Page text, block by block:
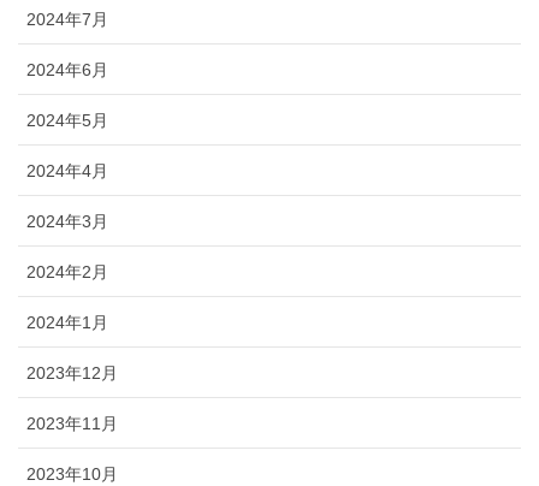
2024年7月
2024年6月
2024年5月
2024年4月
2024年3月
2024年2月
2024年1月
2023年12月
2023年11月
2023年10月